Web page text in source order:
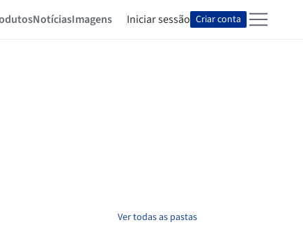
NotíciasImagens Iniciar sessão Criar conta
Ver todas as pastas